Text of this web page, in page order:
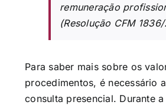
remuneração
(Resolução CFM
Para saber mais sobre os
procedimentos, é necessário
consulta presencial. Durante